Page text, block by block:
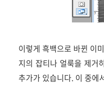
이렇게 흑백으로 바뀐 이
지의 잡티나 얼룩을 제거
추가가 있습니다. 이 중